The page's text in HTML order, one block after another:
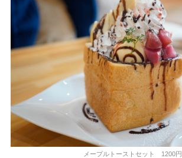
メープルトーストセット 1200円